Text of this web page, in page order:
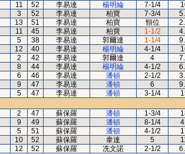
11 52 李易達 楊明綸 7-1/4
3 52 李易達 柏寶 7-3/4
13 51 李易達 柏寶 頸位
11 45 李易達 柏寶 1-1/2
5 38 李易達 郭爾達 1-1/4
12 40 李易達 楊明綸 4-1/4
2 42 李易達 郭爾達 4
8 44 李易達 楊明綸 4-1/2
6 46 李易達 潘頓 2-1/2
9 47 李易達 潘頓 6
5 47 李易達 潘頓 3-1/4
2 47 蘇保羅 潘頓 1-3/4
9 49 蘇保羅 潘頓 8-1/4
5 51 蘇保羅 潘頓 4-1/2
10 52 蘇保羅 韋達 5
12 52 蘇保羅 冼文諾 2-1/2